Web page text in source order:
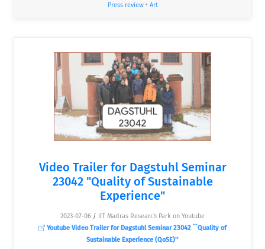
Press review• Art
Video Trailer for Dagstuhl Seminar
23042 "Quality of Sustainable
Experience"
2023-07-06 /
IIT Madras Research Park on Youtube
Youtube Video Trailer for Dagstuhl Seminar 23042 ``Quality of
Sustainable Experience (QoSE)''